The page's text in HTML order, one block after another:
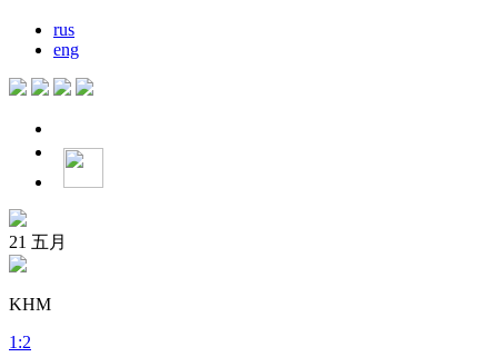
rus
eng
21 五月
KHM
1 :2